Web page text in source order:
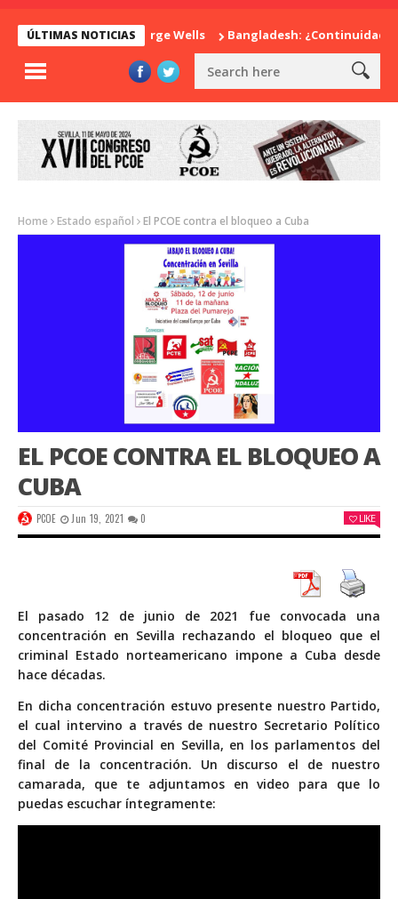
ÚLTIMAS NOTICIAS
de Herbert George Wells Bangladesh: ¿Continuidad o
Home Estado español El PCOE contra el bloqueo a Cuba
EL PCOE CONTRA EL BLOQUEO A
CUBA
PCOE Jun 19, 2021 0 LIKE
El pasado 12 de junio de 2021 fue convocada una
concentración en Sevilla rechazando el bloqueo que el
criminal Estado norteamericano impone a Cuba desde
hace décadas.
En dicha concentración estuvo presente nuestro Partido,
el cual intervino a través de nuestro Secretario Político
del Comité Provincial en Sevilla, en los parlamentos del
final de la concentración. Un discurso el de nuestro
camarada, que te adjuntamos en video para que lo
puedas escuchar íntegramente: